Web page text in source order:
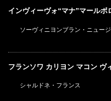
インヴィーヴォ“マナ”マールボ
ソーヴィニヨンブラン・ニュー
フランソワ カリヨン マコン ヴ
シャルドネ・フランス